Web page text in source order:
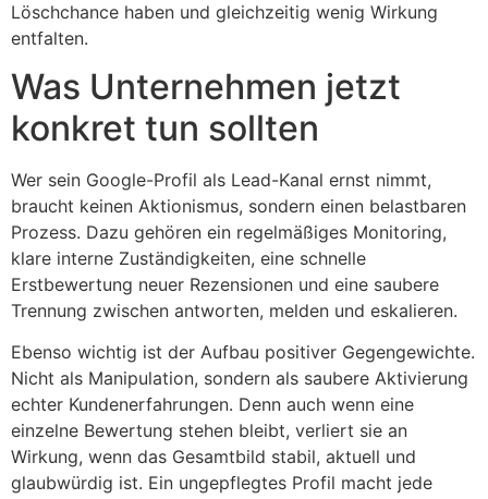
Löschchance haben und gleichzeitig wenig Wirkung
entfalten.
Was Unternehmen jetzt
konkret tun sollten
Wer sein Google-Profil als Lead-Kanal ernst nimmt,
braucht keinen Aktionismus, sondern einen belastbaren
Prozess. Dazu gehören ein regelmäßiges Monitoring,
klare interne Zuständigkeiten, eine schnelle
Erstbewertung neuer Rezensionen und eine saubere
Trennung zwischen antworten, melden und eskalieren.
Ebenso wichtig ist der Aufbau positiver Gegengewichte.
Nicht als Manipulation, sondern als saubere Aktivierung
echter Kundenerfahrungen. Denn auch wenn eine
einzelne Bewertung stehen bleibt, verliert sie an
Wirkung, wenn das Gesamtbild stabil, aktuell und
glaubwürdig ist. Ein ungepflegtes Profil macht jede